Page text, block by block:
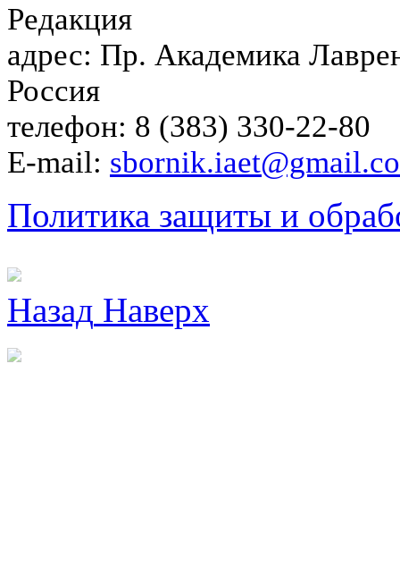
Редакция
адрес: Пр. Академика
Россия
телефон: 8 (383) 330-22-80
E-mail:
Политика защиты и
Назад Наверх